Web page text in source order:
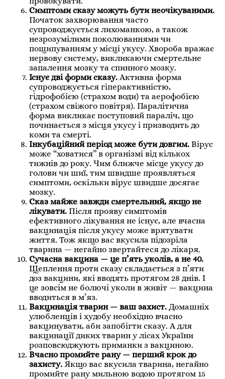
Симптоми сказу можуть бути неочікуваними.
Початок захворювання часто
супроводжується лихоманкою, а також
незрозумілими поколюваннями чи
пощипуванням у місці укусу. Хвороба вражає
нервову систему, викликаючи смертельне
запалення мозку та спинного мозку.
Існує дві форми сказу. Активна форма
супроводжується гіперактивністю,
гідрофобією (страхом води) та аерофобією
(страхом свіжого повітря). Паралітична
форма викликає поступовий параліч, що
починається з місця укусу і призводить до
коми та смерті.
Інкубаційний період може бути довгим. Вірус
може “ховатися” в організмі від кількох
тижнів до року. Чим ближче місце укусу до
голови чи шиї, тим швидше проявляться
симптоми, оскільки вірус швидше досягає
мозку.
Сказ майже завжди смертельний, якщо не
лікувати. Після прояву симптомів
ефективного лікування не існує, але вчасна
вакцинація після укусу може врятувати
життя. Тож якщо вас вкусила підозріла
тварина — негайно звертайтеся до лікаря.
Сучасна вакцина — це п’ять уколів, а не 40.
Щеплення проти сказу складається з п’яти
доз вакцини, які вводять протягом 28 днів. І
це зовсім не болючі уколи в живіт — вакцина
вводиться в м’яз.
Вакцинація тварин — ваш захист. Домашніх
улюбленців і худобу необхідно вчасно
вакцинувати, аби запобігти сказу. А для
вакцинації диких тварин у лісах України
розповсюджують приманки з вакциною.
Вчасно промийте рану — перший крок до
захисту. Якщо вас вкусила тварина, негайно
промийте рану мильною водою протягом 15